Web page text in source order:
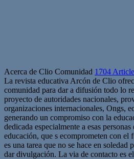
Acerca de Clio Comunidad 1704
La revista educativa Arcón de Clio
comunidad para dar a difusión todo lo
proyecto de autoridades nacionales,
organizaciones internacionales, Ongs,
generando un compromiso con la
dedicada especialmente a esas
educación, que s ecomprometen con el
es una tarea que no se hace en soledad
dar divulgación. La via de contacto es